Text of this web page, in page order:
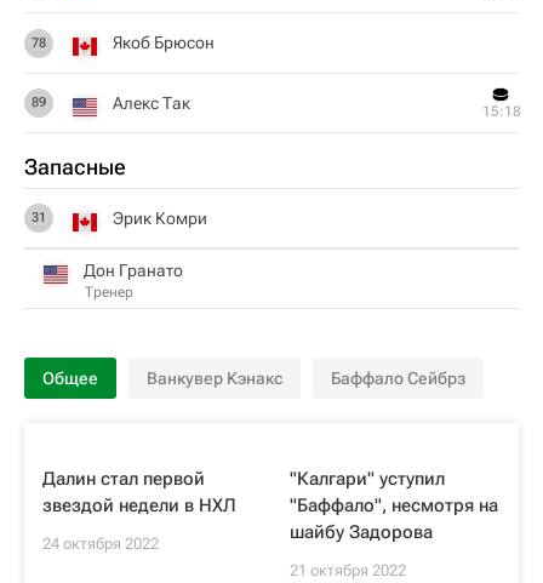
78 Якоб Брюсон
89 Алекс Так 15:18
Запасные
31 Эрик Комри
Дон Гранато
Тренер
Общее Ванкувер Кэнакс Баффало Сейбрз
Далин стал первой
звездой недели в НХЛ
24 октября 2022
"Калгари" уступил
"Баффало", несмотря на
шайбу Задорова
21 октября 2022